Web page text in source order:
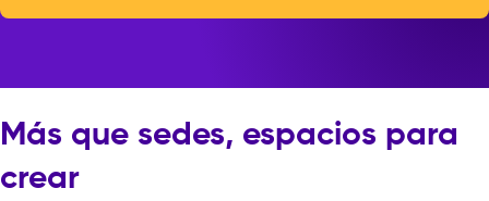
Más que sedes, espacios para
crear